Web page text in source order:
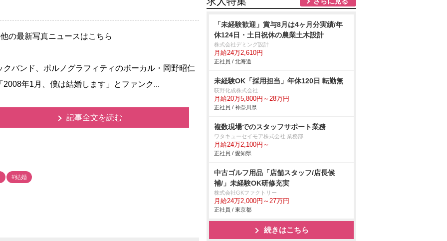
の最新写真ニュースはこちら
バンド、ポルノグラフィティのボーカル・岡野昭仁
2008年1月、僕は結婚します」とファンク...
記事全文を読む
#結婚
「未経験歓迎」賞与8月は4ヶ月分実績/年
休124日・土日祝休の農業土木設計
株式会社デミング設計
月給24万2,610円
正社員 / 北海道
未経験OK「採用担当」年休120日 転勤無
荻野化成株式会社
月給20万5,800円～28万円
正社員 / 神奈川県
複数現場でのスタッフサポート業務
ワタキューセイモア株式会社 業務部
月給24万2,100円～
正社員 / 愛知県
中古ゴルフ用品「店舗スタッフ/店長候
補/」未経験OK研修充実
株式会社GKファクトリー
月給24万2,000円～27万円
正社員 / 東京都
続きはこちら